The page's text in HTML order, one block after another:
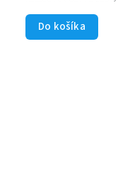
Do košíka